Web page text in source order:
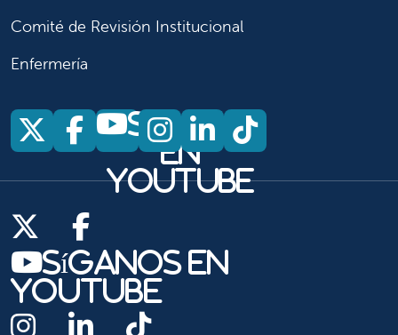
Comité de Revisión Institucional
Enfermería
Síganos en X
Síganos en Facebook
Síganos
en
YouTube
Síganos en
Síganos en
Síganos
Síganos en X
Síganos en Facebook
Síganos en
YouTube
Síganos en Instagram
Síganos en LinkedIn
Síganos en TikTok